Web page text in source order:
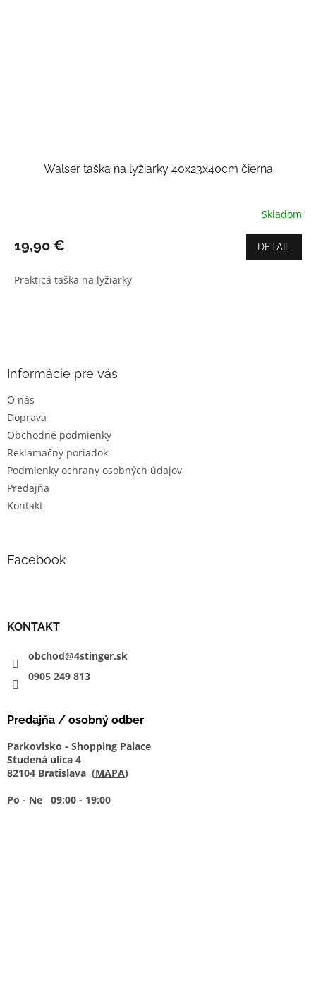
Walser taška na lyžiarky 40x23x40cm čierna
produktu
z
Skladom
19,90 € DETAIL
Prakticá taška na lyžiarky
Informácie pre vás
O nás
Doprava
Obchodné podmienky
Reklamačný poriadok
Podmienky ochrany osobných údajov
Predajňa
Kontakt
Facebook
KONTAKT
obchod@4stinger.sk
0905 249 813
Predajňa / osobný odber
Parkovisko - Shopping Palace
Studená ulica 4
82104 Bratislava (MAPA)
Po - Ne 09:00 - 19:00